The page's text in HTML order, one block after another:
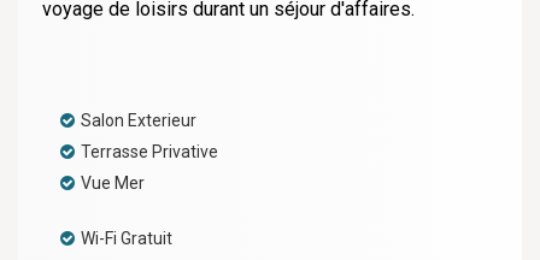
voyage de loisirs durant un séjour d'affaires.
Salon Exterieur
Terrasse Privative
Vue Mer
Wi-Fi Gratuit